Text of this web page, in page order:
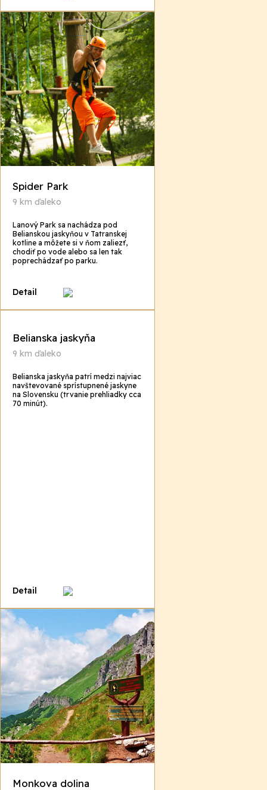
Spider Park
9 km ďaleko
Lanový Park sa nachádza pod
Belianskou jaskyňou v Tatranskej
kotline a môžete si v ňom zaliezť,
chodiť po vode alebo sa len tak
poprechádzať po parku.
Detail
Belianska jaskyňa
9 km ďaleko
Belianska jaskyňa patrí medzi najviac
navštevované sprístupnené jaskyne
na Slovensku (trvanie prehliadky cca
70 minút).
Detail
Monkova dolina